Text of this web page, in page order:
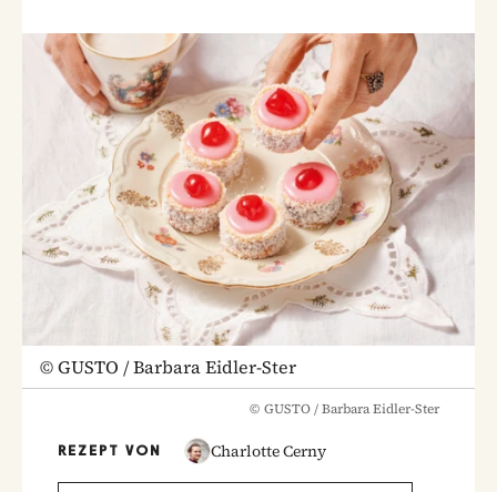
©GUSTO / Barbara Eidler-Ster
© GUSTO / Barbara Eidler-Ster
REZEPT VON Charlotte Cerny